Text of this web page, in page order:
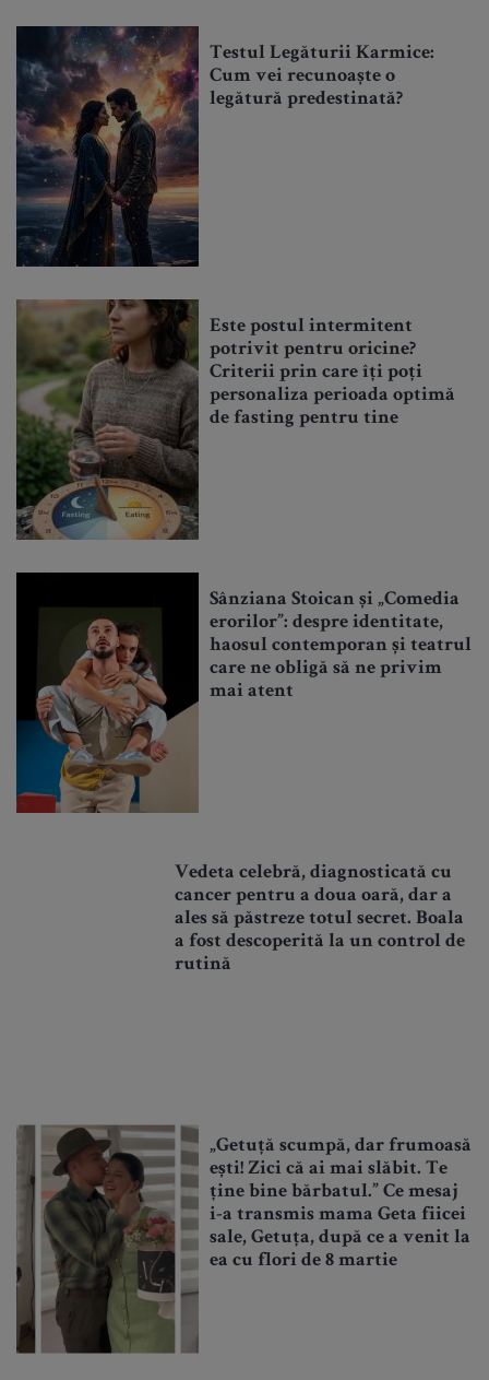
Testul Legăturii Karmice:
Cum vei recunoaște o
legătură predestinată?
Este postul intermitent
potrivit pentru oricine?
Criterii prin care îți poți
personaliza perioada optimă
de fasting pentru tine
Sânziana Stoican și „Comedia
erorilor”: despre identitate,
haosul contemporan și teatrul
care ne obligă să ne privim
mai atent
Vedeta celebră, diagnosticată cu
cancer pentru a doua oară, dar a
ales să păstreze totul secret. Boala
a fost descoperită la un control de
rutină
„Getuță scumpă, dar frumoasă
ești! Zici că ai mai slăbit. Te
ține bine bărbatul.” Ce mesaj
i-a transmis mama Geta fiicei
sale, Getuța, după ce a venit la
ea cu flori de 8 martie